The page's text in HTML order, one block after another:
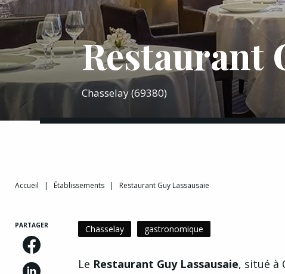
Restaurant
Chasselay (69380)
Accueil | Établissements | Restaurant Guy Lassausaie
PARTAGER Chasselay gastronomique
Le Restaurant Guy Lassausaie, situé à